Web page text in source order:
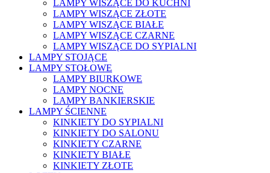
LAMPY WISZĄCE DO KUCHNI
LAMPY WISZĄCE ZŁOTE
LAMPY WISZĄCE BIAŁE
LAMPY WISZĄCE CZARNE
LAMPY WISZĄCE DO SYPIALNI
LAMPY STOJĄCE
LAMPY STOŁOWE
LAMPY BIURKOWE
LAMPY NOCNE
LAMPY BANKIERSKIE
LAMPY ŚCIENNE
KINKIETY DO SYPIALNI
KINKIETY DO SALONU
KINKIETY CZARNE
KINKIETY BIAŁE
KINKIETY ZŁOTE